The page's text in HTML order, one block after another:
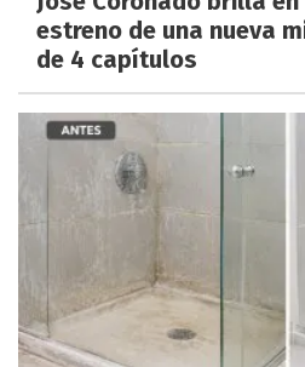
estreno de una nueva
de 4 capítulos